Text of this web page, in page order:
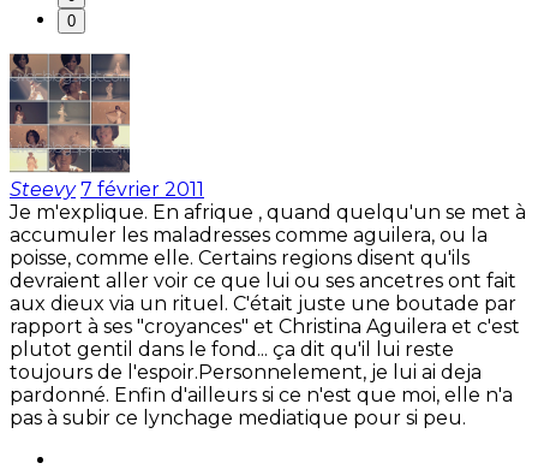
0
Steevy 7 février 2011
Je m'explique. En afrique , quand quelqu'un se met à
accumuler les maladresses comme aguilera, ou la
poisse, comme elle. Certains regions disent qu'ils
devraient aller voir ce que lui ou ses ancetres ont fait
aux dieux via un rituel. C'était juste une boutade par
rapport à ses "croyances" et Christina Aguilera et c'est
plutot gentil dans le fond... ça dit qu'il lui reste
toujours de l'espoir.Personnelement, je lui ai deja
pardonné. Enfin d'ailleurs si ce n'est que moi, elle n'a
pas à subir ce lynchage mediatique pour si peu.